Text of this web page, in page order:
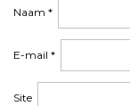
Naam *
E-mail *
Site